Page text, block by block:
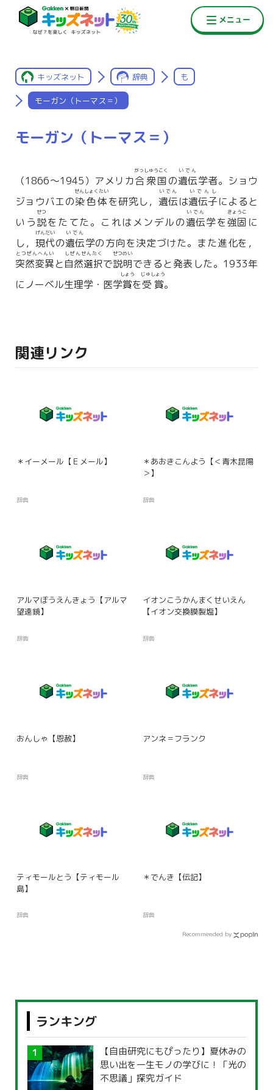
キッズネット 辞典 も
モーガン（トーマス＝）
モーガン（トーマス＝）
（1866〜1945）アメリカ合衆国
がっしゅうこく
の遺伝
いでん
学者。ショウ
ジョウバエの染色体
せんしょくたい
を研究し， 遺伝
いでん
は遺伝子
いでんし
によると
いう説
せつ
をたてた。これはメンデルの遺伝
いでん
学を強固
きょうこ
に
し， 現代
げんだい
の遺伝
いでん
学の方向を決定づけた。また進化を，
突然変異
とつぜんへんい
と自然選択
しぜんせんたく
で説明
せつめい
できると発表した。1933年
にノーベル生理学・医学賞
しょう
を受賞
じゅしょう
。
関連リンク
＊イーメール【Ｅメール】
辞典
＊あおきこんよう【＜青木昆陽
＞】
辞典
アルマぼうえんきょう【アルマ
望遠鏡】
辞典
イオンこうかんまくせいえん
【イオン交換膜製塩】
辞典
おんしゃ【恩赦】
辞典
アンネ＝フランク
辞典
ティモールとう【ティモール
島】
辞典
＊でんき【伝記】
辞典
Recommended by
ランキング
【自由研究にもぴったり】夏休みの
思い出を一生モノの学びに！「光の
不思議」探究ガイド